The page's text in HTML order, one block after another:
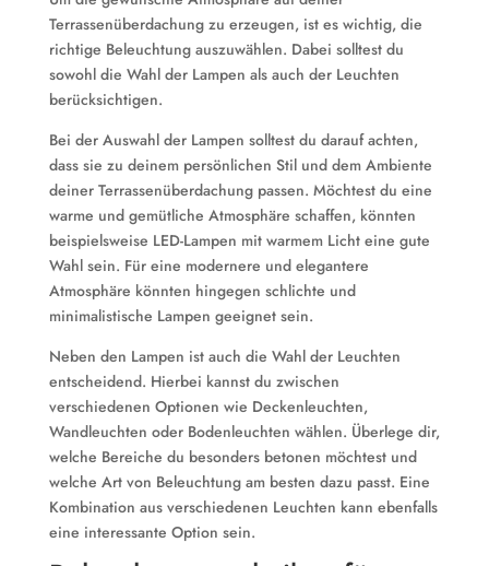
Terrassenüberdachung zu erzeugen, ist es wichtig, die
richtige Beleuchtung auszuwählen. Dabei solltest du
sowohl die Wahl der Lampen als auch der Leuchten
berücksichtigen.
Bei der Auswahl der Lampen solltest du darauf achten,
dass sie zu deinem persönlichen Stil und dem Ambiente
deiner Terrassenüberdachung passen. Möchtest du eine
warme und gemütliche Atmosphäre schaffen, könnten
beispielsweise LED-Lampen mit warmem Licht eine gute
Wahl sein. Für eine modernere und elegantere
Atmosphäre könnten hingegen schlichte und
minimalistische Lampen geeignet sein.
Neben den Lampen ist auch die Wahl der Leuchten
entscheidend. Hierbei kannst du zwischen
verschiedenen Optionen wie Deckenleuchten,
Wandleuchten oder Bodenleuchten wählen. Überlege dir,
welche Bereiche du besonders betonen möchtest und
welche Art von Beleuchtung am besten dazu passt. Eine
Kombination aus verschiedenen Leuchten kann ebenfalls
eine interessante Option sein.